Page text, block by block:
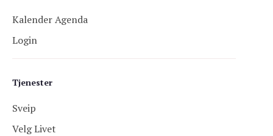
Tjenester
Sveip
Velg Livet
Kalender Agenda
Login